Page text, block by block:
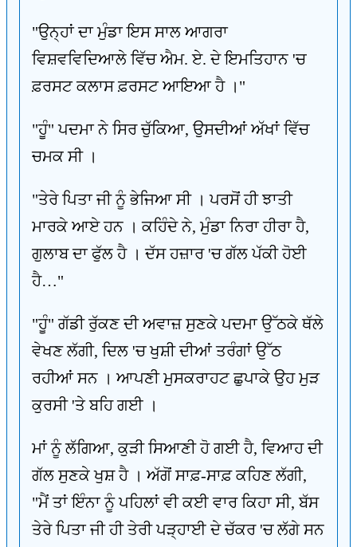
"ਉਨ੍ਹਾਂ ਦਾ ਮੁੰਡਾ ਇਸ ਸਾਲ ਆਗਰਾ
ਵਿਸ਼ਵਵਿਦਿਆਲੇ ਵਿੱਚ ਐਮ. ਏ. ਦੇ ਇਮਤਿਹਾਨ 'ਚ
ਫ਼ਰਸਟ ਕਲਾਸ ਫ਼ਰਸਟ ਆਇਆ ਹੈ ।"
"ਹੂੰ" ਪਦਮਾ ਨੇ ਸਿਰ ਚੁੱਕਿਆ, ਉਸਦੀਆਂ ਅੱਖਾਂ ਵਿੱਚ
ਚਮਕ ਸੀ ।
"ਤੇਰੇ ਪਿਤਾ ਜੀ ਨੂੰ ਭੇਜਿਆ ਸੀ । ਪਰਸੋਂ ਹੀ ਝਾਤੀ
ਮਾਰਕੇ ਆਏ ਹਨ । ਕਹਿੰਦੇ ਨੇ, ਮੁੰਡਾ ਨਿਰਾ ਹੀਰਾ ਹੈ,
ਗੁਲਾਬ ਦਾ ਫੁੱਲ ਹੈ । ਦੱਸ ਹਜ਼ਾਰ 'ਚ ਗੱਲ ਪੱਕੀ ਹੋਈ
ਹੈ…"
"ਹੂੰ" ਗੱਡੀ ਰੁੱਕਣ ਦੀ ਅਵਾਜ਼ ਸੁਣਕੇ ਪਦਮਾ ਉੱਠਕੇ ਥੱਲੇ
ਵੇਖਣ ਲੱਗੀ, ਦਿਲ 'ਚ ਖੁਸ਼ੀ ਦੀਆਂ ਤਰੰਗਾਂ ਉੱਠ
ਰਹੀਆਂ ਸਨ । ਆਪਣੀ ਮੁਸਕਰਾਹਟ ਛੁਪਾਕੇ ਉਹ ਮੁੜ
ਕੁਰਸੀ 'ਤੇ ਬਹਿ ਗਈ ।
ਮਾਂ ਨੂੰ ਲੱਗਿਆ, ਕੁੜੀ ਸਿਆਣੀ ਹੋ ਗਈ ਹੈ, ਵਿਆਹ ਦੀ
ਗੱਲ ਸੁਣਕੇ ਖੁਸ਼ ਹੈ । ਅੱਗੋਂ ਸਾਫ਼-ਸਾਫ਼ ਕਹਿਣ ਲੱਗੀ,
"ਮੈਂ ਤਾਂ ਇੰਨਾ ਨੂੰ ਪਹਿਲਾਂ ਵੀ ਕਈ ਵਾਰ ਕਿਹਾ ਸੀ, ਬੱਸ
ਤੇਰੇ ਪਿਤਾ ਜੀ ਹੀ ਤੇਰੀ ਪੜ੍ਹਾਈ ਦੇ ਚੱਕਰ 'ਚ ਲੱਗੇ ਸਨ